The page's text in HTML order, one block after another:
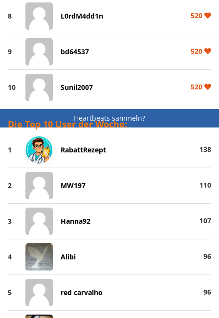
8 L0rdM4dd1n 520
9 bd64537 520
10 Sunil2007 520
Heartbeats sammeln?
Die Top 10 User der Woche:
1 RabattRezept 138
2 MW197 110
3 Hanna92 107
4 Alibi 96
5 red carvalho 96